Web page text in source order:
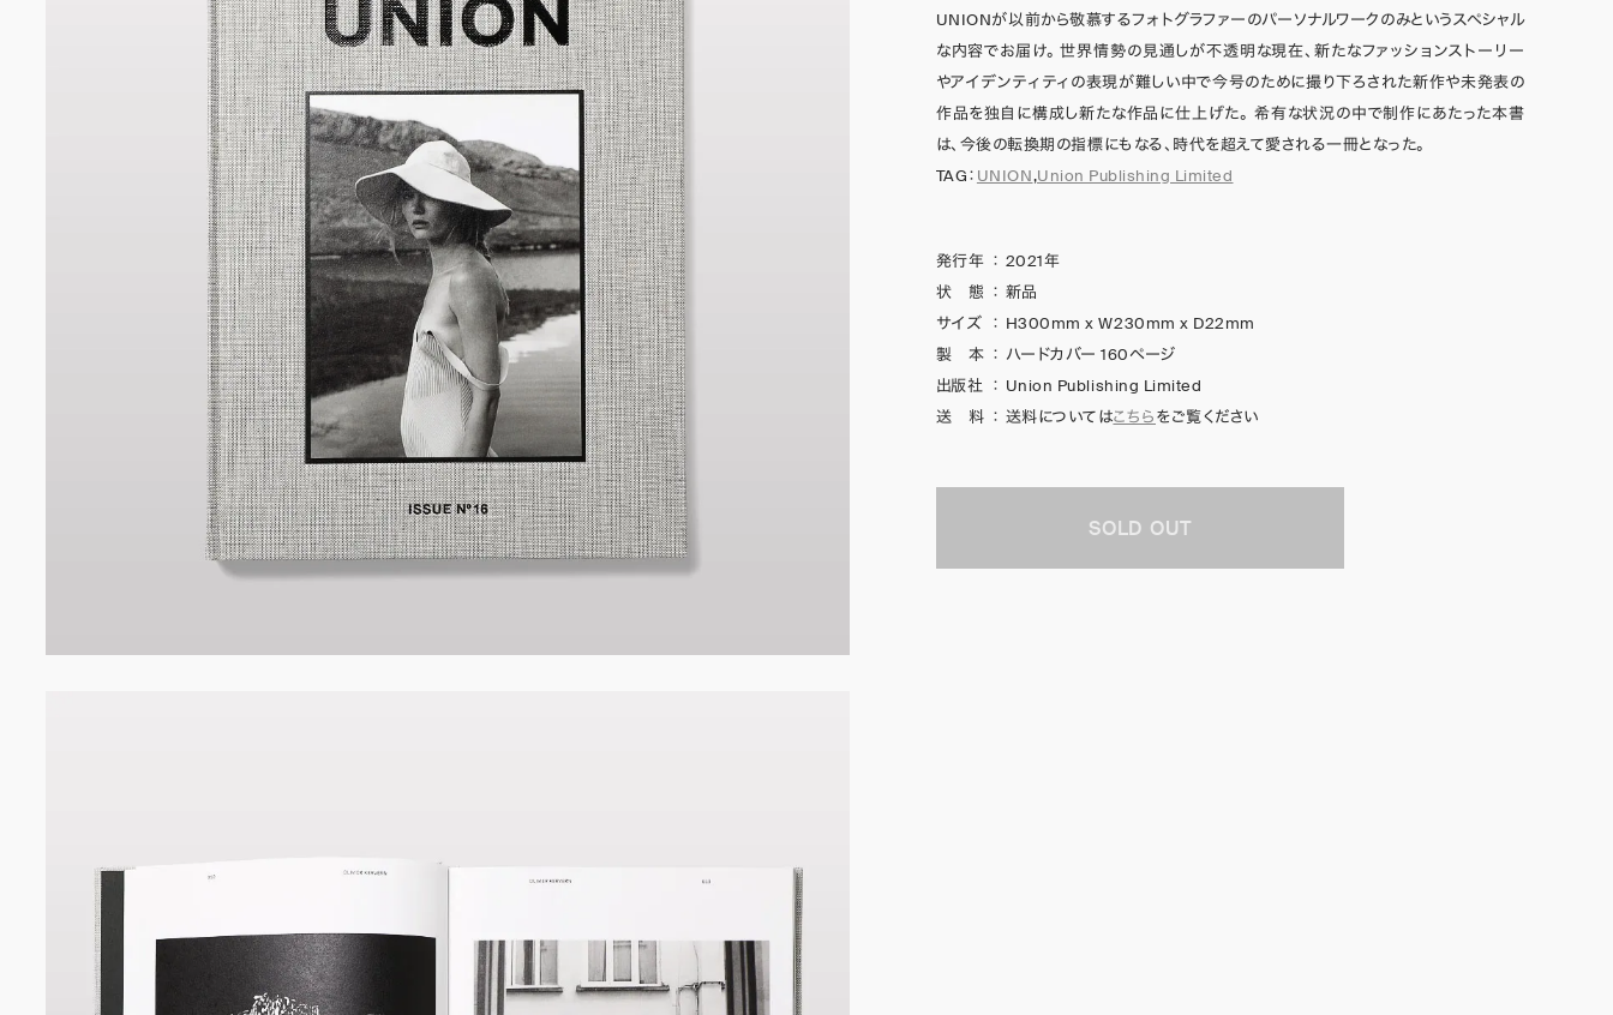
UNIONが以前から敬慕するフォトグラファーのパーソナルワークのみというスペシャル
な内容でお届け。 世界情勢の見通しが不透明な現在、新たなファッションストーリー
やアイデンティティの表現が難しい中で今号のために撮り下ろされた新作や未発表の
作品を独自に構成し新たな作品に仕上げた。 希有な状況の中で制作にあたった本書
は、今後の転換期の指標にもなる、時代を超えて愛される一冊となった。
TAG： UNION,Union Publishing Limited
発行年 ： 2021年
状 態 ： 新品
サイズ
： H300mm x W230mm x D22mm
製 本 ： ハードカバー 160ページ
出版社 ： Union Publishing Limited
送 料 ： 送料についてはこちらをご覧ください
SOLD OUT